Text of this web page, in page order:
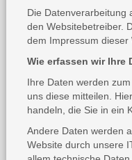
Die Datenverarbeitung
den Websitebetreiber.
dem Impressum dieser
Wie erfassen wir Ihre
Ihre Daten werden
uns diese mitteilen.
handeln, die Sie in ein
Andere Daten werden
Website durch unsere